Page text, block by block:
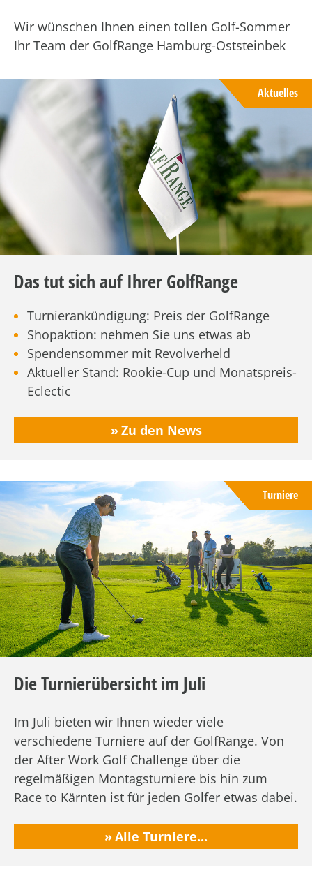
Wir wünschen Ihnen einen tollen Golf-Sommer
Ihr Team der GolfRange Hamburg-Oststeinbek
Aktuelles
Das tut sich auf Ihrer GolfRange
Turnierankündigung: Preis der GolfRange
Shopaktion: nehmen Sie uns etwas ab
Spendensommer mit Revolverheld
Aktueller Stand: Rookie-Cup und Monatspreis-
Eclectic
Zu den News
Turniere
Die Turnierübersicht im Juli
Im Juli bieten wir Ihnen wieder viele
verschiedene Turniere auf der GolfRange. Von
der After Work Golf Challenge über die
regelmäßigen Montagsturniere bis hin zum
Race to Kärnten ist für jeden Golfer etwas dabei.
Alle Turniere...